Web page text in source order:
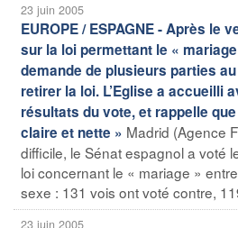
23 juin 2005
EUROPE / ESPAGNE - Après le
sur la loi permettant le «
demande de plusieurs parties
retirer la loi. L’Eglise a accueilli
résultats du vote, et rappelle
claire et nette » Madrid (Agence
difficile, le Sénat espagnol a voté
loi concernant le « mariage »
sexe : 131 vois ont voté contre,
23 juin 2005